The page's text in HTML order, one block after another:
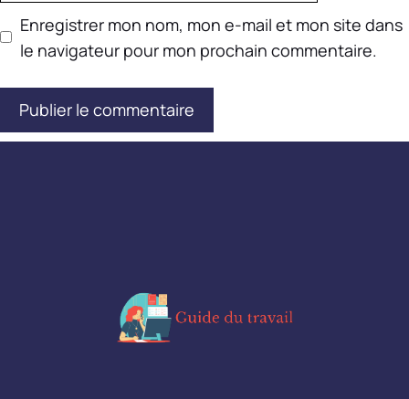
Enregistrer mon nom, mon e-mail et mon site dans
le navigateur pour mon prochain commentaire.